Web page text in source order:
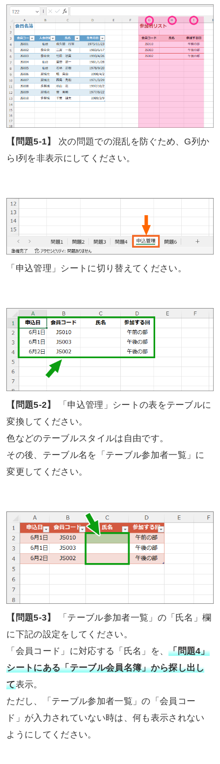
【問題5-1】
次の問題での混乱を防ぐため、G列か
らI列を非表示にしてください。
「申込管理」シートに切り替えてください。
【問題5-2】
「申込管理」シートの表をテーブルに
変換してください。
色などのテーブルスタイルは自由です。
その後、テーブル名を「テーブル参加者一覧」に
変更してください。
【問題5-3】
「テーブル参加者一覧」の「氏名」欄
に下記の設定をしてください。
「会員コード」に対応する「氏名」を、「問題4」
シートにある「テーブル会員名簿」から探し出し
て表示。
ただし、「テーブル参加者一覧」の「会員コー
ド」が入力されていない時は、何も表示されない
ようにしてください。